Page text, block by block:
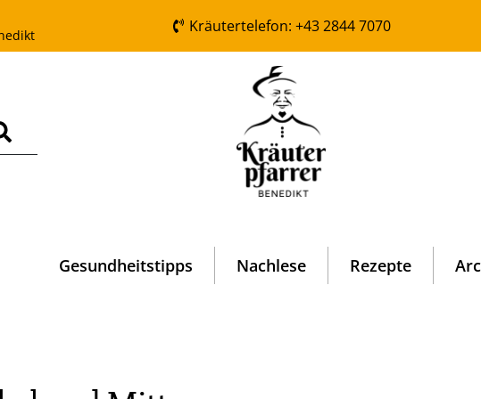
Kräutertelefon: +43 2844 7070
Gesundheitstipps Nachlese Rezepte